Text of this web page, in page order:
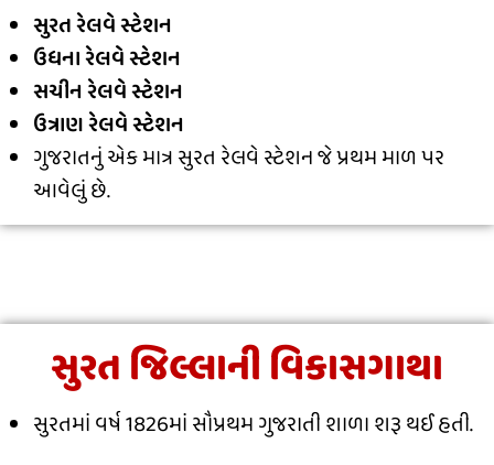
સુરત રેલવે સ્ટેશન
ઉધના રેલવે સ્ટેશન
સચીન રેલવે સ્ટેશન
ઉત્રાણ રેલવે સ્ટેશન
ગુજરાતનું એક માત્ર સુરત રેલવે સ્ટેશન જે પ્રથમ માળ પર
આવેલું છે.
સુરત જિલ્લાની વિકાસગાથા
સુરતમાં વર્ષ 1826માં સૌપ્રથમ ગુજરાતી શાળા શરૂ થઈ હતી.